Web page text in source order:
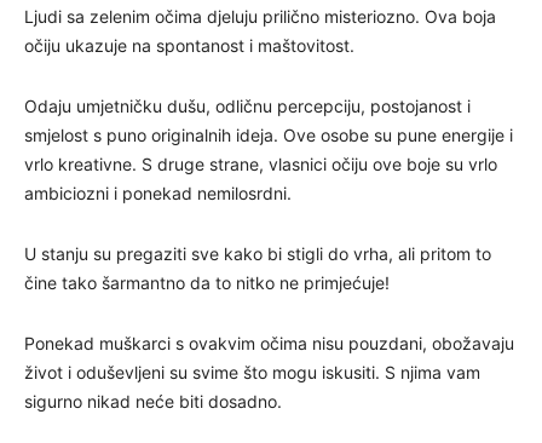
Ljudi sa zelenim očima djeluju prilično misteriozno. Ova boja
očiju ukazuje na spontanost i maštovitost.
Odaju umjetničku dušu, odličnu percepciju, postojanost i
smjelost s puno originalnih ideja. Ove osobe su pune energije i
vrlo kreativne. S druge strane, vlasnici očiju ove boje su vrlo
ambiciozni i ponekad nemilosrdni.
U stanju su pregaziti sve kako bi stigli do vrha, ali pritom to
čine tako šarmantno da to nitko ne primjećuje!
Ponekad muškarci s ovakvim očima nisu pouzdani, obožavaju
život i oduševljeni su svime što mogu iskusiti. S njima vam
sigurno nikad neće biti dosadno.